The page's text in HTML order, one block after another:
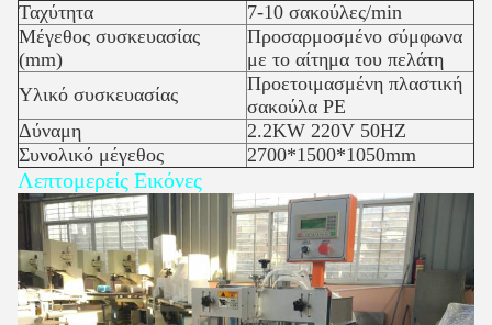
Ταχύτητα
7-10 σακούλες/min
Μέγεθος συσκευασίας
(mm)
Προσαρμοσμένο σύμφωνα
με το αίτημα του πελάτη
Υλικό συσκευασίας
Προετοιμασμένη πλαστική
σακούλα PE
Δύναμη
2.2KW 220V 50HZ
Συνολικό μέγεθος
2700*1500*1050mm
Λεπτομερείς Εικόνες